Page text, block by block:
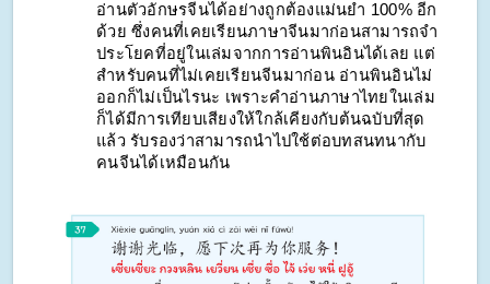
อ่านตัวอักษรจีนได้อย่างถูกต้องแม่นยำ 100% อีก
ด้วย ซึ่งคนที่เคยเรียนภาษาจีนมาก่อนสามารถจำ
ประโยคที่อยู่ในเล่มจากการอ่านพินอินได้เลย แต่
สำหรับคนที่ไม่เคยเรียนจีนมาก่อน อ่านพินอินไม่
ออกก็ไม่เป็นไรนะ เพราะคำอ่านภาษาไทยในเล่ม
ก็ได้มีการเทียบเสียงให้ใกล้เคียงกับต้นฉบับที่สุด
แล้ว รับรองว่าสามารถนำไปใช้ต่อบทสนทนากับ
คนจีนได้เหมือนกัน